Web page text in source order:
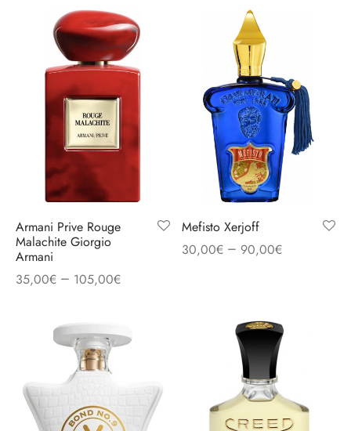
Armani Prive Rouge
Malachite Giorgio
Armani
35,00€ – 105,00€
Mefisto Xerjoff
30,00€– 90,00€